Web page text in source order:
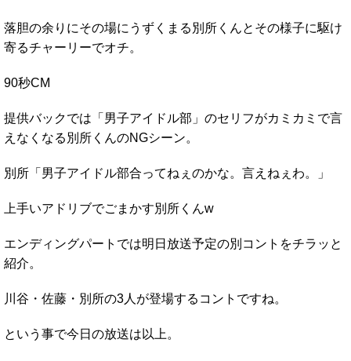
落胆の余りにその場にうずくまる別所くんとその様子に駆け
寄るチャーリーでオチ。
90秒CM
提供バックでは「男子アイドル部」のセリフがカミカミで言
えなくなる別所くんのNGシーン。
別所「男子アイドル部合ってねぇのかな。言えねぇわ。」
上手いアドリブでごまかす別所くんw
エンディングパートでは明日放送予定の別コントをチラッと
紹介。
川谷・佐藤・別所の3人が登場するコントですね。
という事で今日の放送は以上。